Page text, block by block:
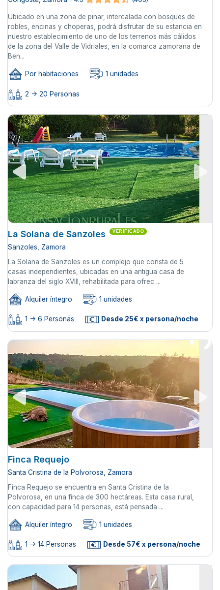
Ubicado en una zona de pinar, intercalada con bosques de
robles, encinas y choperas, podrá disfrutar de su estancia en
nuestro establecimiento de uno de los terrenos más cálidos
de la zona del Valle de Vidriales, en la comarca zamorana de
Ben...
Por habitaciones 1 unidades
2 -> 20 Personas
La Solana de Sanzoles VERIFICADO
Sanzoles, Zamora
La Solana de Sanzoles es un complejo que consta de 5
casas independientes, ubicadas en una antigua casa de
labranza del siglo XVIII, rehabilitada para ofrec ...
Alquiler íntegro 1 unidades
1 -> 6 Personas Desde 25€ x persona/noche
Finca Requejo
Santa Cristina de la Polvorosa, Zamora
Finca Requejo se encuentra en Santa Cristina de la
Polvorosa, en una finca de 300 hectáreas. Esta casa rural,
con capacidad para 14 personas, está pensada ...
Alquiler íntegro 1 unidades
1 -> 14 Personas Desde 57€ x persona/noche